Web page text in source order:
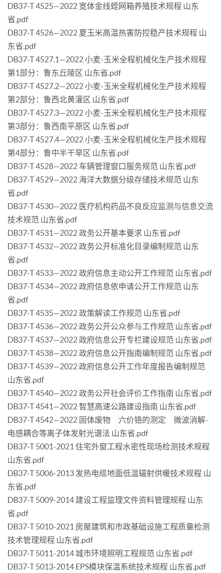
DB37-T 4525—2022 宽体金线蛭网箱养殖技术规程 山东
省.pdf
DB37-T 4526—2022 夏玉米高温热害防控稳产技术规程 山
东省.pdf
DB37-T 4527.1—2022 小麦-玉米全程机械化生产技术规程
第1部分：鲁东丘陵区 山东省.pdf
DB37-T 4527.2—2022 小麦-玉米全程机械化生产技术规程
第2部分：鲁西北黄灌区 山东省.pdf
DB37-T 4527.3—2022 小麦-玉米全程机械化生产技术规程
第3部分：鲁西南平原区 山东省.pdf
DB37-T 4527.4—2022 小麦-玉米全程机械化生产技术规程
第4部分：鲁中半干旱区 山东省.pdf
DB37-T 4528—2022 车辆管理窗口服务规范 山东省.pdf
DB37-T 4529—2022 海洋大数据分级存储技术规范 山东
省.pdf
DB37-T 4530—2022 医疗机构药品不良反应监测与信息交流
技术规范 山东省.pdf
DB37-T 4531—2022 政务公开基本要求 山东省.pdf
DB37-T 4532—2022 政务公开标准化目录编制规范 山东
省.pdf
DB37-T 4533—2022 政府信息主动公开工作规范 山东省.pdf
DB37-T 4534—2022 政府信息依申请公开工作规范 山东
省.pdf
DB37-T 4535—2022 政策解读工作规范 山东省.pdf
DB37-T 4536—2022 政务公开公众参与工作规范 山东省.pdf
DB37-T 4537—2022 政府信息公开专栏建设规范 山东省.pdf
DB37-T 4538—2022 政府信息公开指南编制规范 山东省.pdf
DB37-T 4539—2022 政府信息公开工作年度报告编制规范
山东省.pdf
DB37-T 4540—2022 政务公开社会评价工作指南 山东省.pdf
DB37-T 4541—2022 智慧高速公路建设指南 山东省.pdf
DB37-T 4542—2022 固体废物 六价铬的测定 微波消解-
电感耦合等离子体发射光谱法 山东省.pdf
DB37-T 5001-2021 住宅外窗工程水密性现场检测技术规程
山东省.pdf
DB37-T 5006-2013 发热电缆地面低温辐射供暖技术规程 山
东省.pdf
DB37-T 5009-2014 建设工程监理文件资料管理规程 山东
省.pdf
DB37-T 5010-2021 房屋建筑和市政基础设施工程质量检测
技术管理规程 山东省.pdf
DB37-T 5011-2014 城市环境照明工程规范 山东省.pdf
DB37-T 5013-2014 EPS模块保温系统技术规程 山东省.pdf